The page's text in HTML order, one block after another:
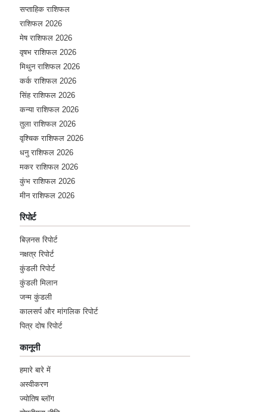
सप्ताहिक राशिफल
राशिफल 2026
मेष राशिफल 2026
वृषभ राशिफल 2026
मिथुन राशिफल 2026
कर्क राशिफल 2026
सिंह राशिफल 2026
कन्या राशिफल 2026
तुला राशिफल 2026
वृश्चिक राशिफल 2026
धनु राशिफल 2026
मकर राशिफल 2026
कुंभ राशिफल 2026
मीन राशिफल 2026
रिपोर्ट
बिज़नस रिपोर्ट
नक्षत्र रिपोर्ट
कुंडली रिपोर्ट
कुंडली मिलान
जन्म कुंडली
कालसर्प और मांगलिक रिपोर्ट
पित्र दोष रिपोर्ट
कानूनी
हमारे बारे में
अस्वीकरण
ज्योतिष ब्लॉग